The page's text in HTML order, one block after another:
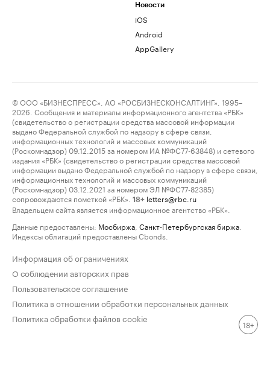
Новости
iOS
Android
AppGallery
© ООО «БИЗНЕСПРЕСС», АО «РОСБИЗНЕСКОНСАЛТИНГ», 1995–
2026. Сообщения и материалы информационного агентства «РБК»
(свидетельство о регистрации средства массовой информации
выдано Федеральной службой по надзору в сфере связи,
информационных технологий и массовых коммуникаций
(Роскомнадзор) 09.12.2015 за номером ИА №ФС77-63848) и сетевого
издания «РБК» (свидетельство о регистрации средства массовой
информации выдано Федеральной службой по надзору в сфере связи,
информационных технологий и массовых коммуникаций
(Роскомнадзор) 03.12.2021 за номером ЭЛ №ФС77-82385)
сопровождаются пометкой «РБК».
18+ letters@rbc.ru
Владельцем сайта является информационное агентство «РБК».
Данные предоставлены: Мосбиржа Санкт-Петербургская биржа
Индексы облигаций предоставлены Cbonds.
Информация об ограничениях
О соблюдении авторских прав
Пользовательское соглашение
Политика в отношении обработки персональных данных
Политика обработки файлов cookie
18+